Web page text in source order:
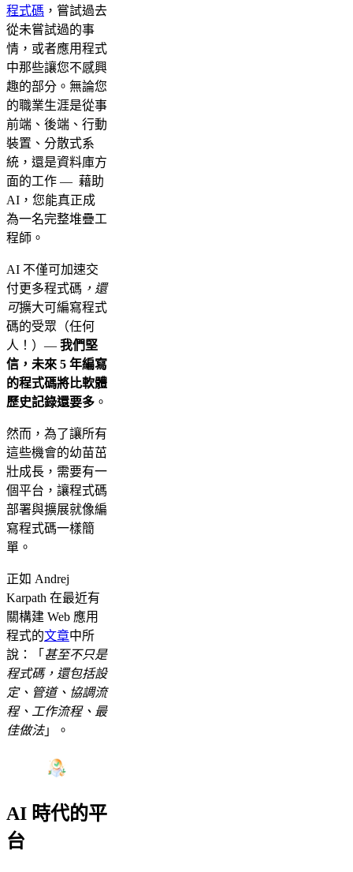
程式碼 ，嘗試過去
從未嘗試過的事
情，或者應用程式
中那些讓您不感興
趣的部分。無論您
的職業生涯是從事
前端、後端、行動
裝置、分散式系
統，還是資料庫方
面的工作 — 藉助
AI，您能真正成
為一名完整堆疊工
程師。
AI 不僅可加速交
付更多程式碼 ，還
可擴大可編寫程式
碼的受眾（任何
人！）— 我們堅
信，未來 5 年編寫
的程式碼將比軟體
歷史記錄還要多 。
然而，為了讓所有
這些機會的幼苗茁
壯成長，需要有一
個平台，讓程式碼
部署與擴展就像編
寫程式碼一樣簡
單。
正如 Andrej
Karpath 在最近有
關構建 Web 應用
程式的文章中所
說：「 甚至不只是
程式碼，還包括設
定、管道、協調流
程、工作流程、最
佳做法」。
AI 時代的平
台